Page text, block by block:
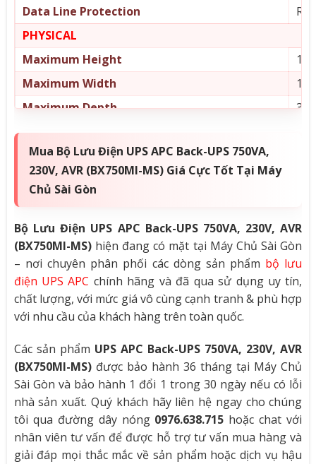
Data Line Protection
PHYSICAL
Maximum Height
Maximum Width
Maximum Depth
Net Weight
ENVIRONMENTAL
Operating Temperature
Operating Elevation
0 –
Storage Temperature
-15
Storage Relative Humidity
0 –
Storage Elevation
0 –
Audible noise at 1 meter from surface of unit
Protection Class
Mua Bộ Lưu Điện UPS APC Back-UPS 750VA,
230V, AVR (BX750MI-MS) Giá Cực Tốt Tại Máy
Chủ Sài Gòn
Bộ Lưu Điện UPS APC Back-UPS 750VA, 230V, AVR
(BX750MI-MS)hiện đang có mặt tại Máy Chủ Sài Gòn
– nơi chuyên phân phối các dòng sản phẩm bộ lưu
điện UPS APC chính hãng và đã qua sử dụng uy tín,
chất lượng, với mức giá vô cùng cạnh tranh & phù hợp
với nhu cầu của khách hàng trên toàn quốc.
Các sản phẩm UPS APC Back-UPS 750VA, 230V, AVR
(BX750MI-MS)được bảo hành 36 tháng tại Máy Chủ
Sài Gòn và bảo hành 1 đổi 1 trong 30 ngày nếu có lỗi
nhà sản xuất. Quý khách hãy liên hệ ngay cho chúng
tôi qua đường dây nóng 0976.638.715 hoặc chat với
nhân viên tư vấn để được hỗ trợ tư vấn mua hàng và
giải đáp mọi thắc mắc về sản phẩm hoặc dịch vụ hậu